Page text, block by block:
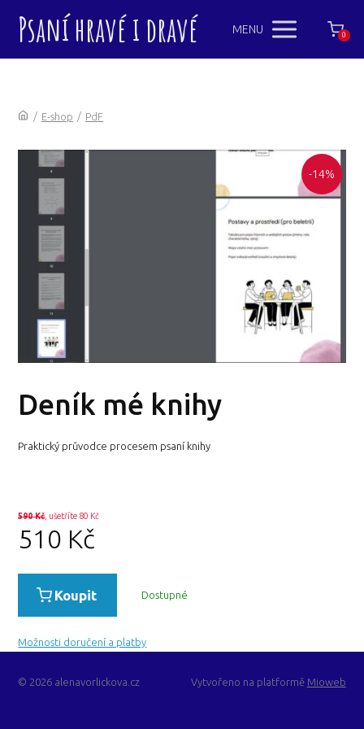
Psaní hravé i dravé MENU 0
/ E-shop / PdF
-14%
Deník mé knihy
Praktický průvodce procesem psaní knihy
590Kč, ušetříte 80 Kč
510 Kč
Koupit Dostupné
Možnosti doručení a platby
© 2026 alenavorlickova.cz Vytvořeno na platformě Mioweb